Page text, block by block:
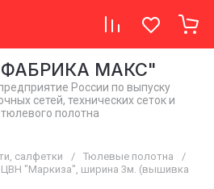
МАКС"
России по выпуску
сетей, технических сеток и
полотна
салфетки / Тюлевые полотна
/
"Маркиза", ширина 3м. (вышивка